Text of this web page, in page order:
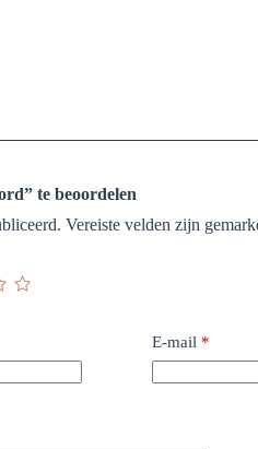
te beoordelen
Vereiste velden zijn
E-mail *